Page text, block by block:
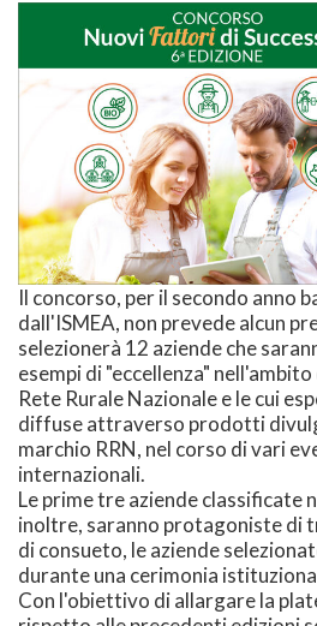
Il concorso, per il secondo anno
dall'ISMEA, non prevede alcun
selezionerà 12 aziende che
esempi di "eccellenza"
Rete Rurale Nazionale e le cui
diffuse attraverso prodotti
marchio RRN, nel corso di vari
internazionali.
Le prime tre aziende classificate
inoltre, saranno protagoniste di
di consueto, le aziende
durante una cerimonia
Con l'obiettivo di allargare la